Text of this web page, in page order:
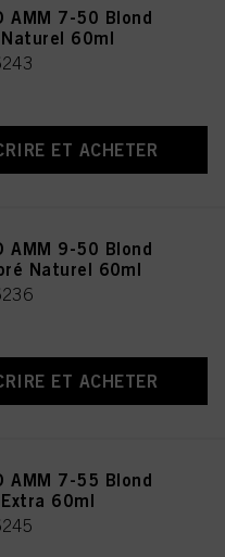
AMM 7-50 Blond
Naturel 60ml
ET ACHETER
AMM 9-50 Blond
Naturel 60ml
ET ACHETER
AMM 7-55 Blond
60ml